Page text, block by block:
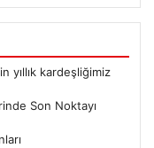
yıllık kardeşliğimiz
Son Noktayı